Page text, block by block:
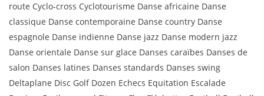
route Cyclo-cross Cyclotourisme Danse africaine Danse
classique Danse contemporaine Danse country Danse
espagnole Danse indienne Danse jazz Danse modern jazz
Danse orientale Danse sur glace Danses caraïbes Danses de
salon Danses latines Danses standards Danses swing
Deltaplane Disc Golf Dozen Echecs Equitation Escalade